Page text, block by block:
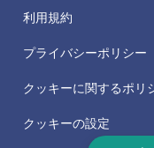
利用規約
プライバシーポリシー
クッキーに関するポリ
クッキーの設定